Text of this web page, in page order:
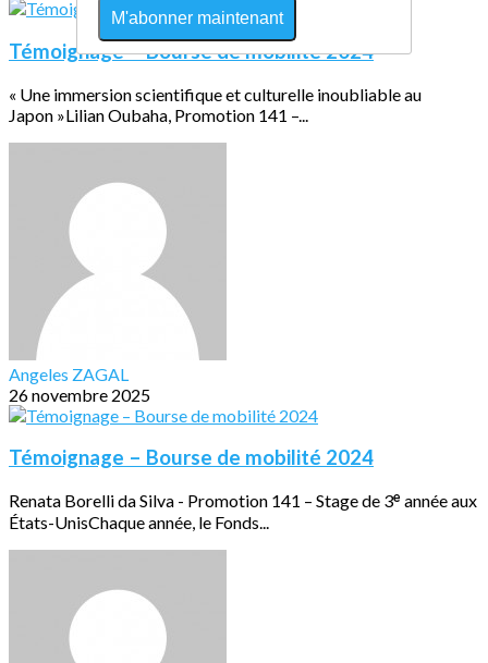
Témoignage – Bourse de mobilité 2024
« Une immersion scientifique et culturelle inoubliable au
Japon »Lilian Oubaha, Promotion 141 –...
Angeles ZAGAL
26 novembre 2025
Témoignage – Bourse de mobilité 2024
Renata Borelli da Silva - Promotion 141 – Stage de 3ᵉ année aux
États-UnisChaque année, le Fonds...
M'abonner maintenant